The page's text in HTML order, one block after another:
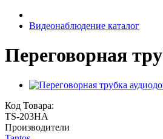
Видеонаблюдение каталог
Переговорная
Код Товара:
TS-203HA
Производители